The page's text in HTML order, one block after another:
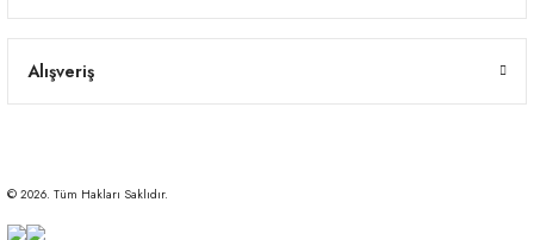
Alışveriş
© 2026. Tüm Hakları Saklıdır.